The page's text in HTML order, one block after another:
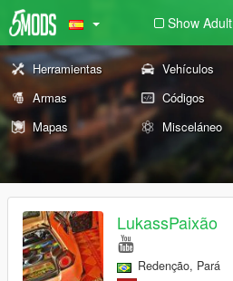
Show Adult
Herramientas Vehículos
Armas
Códigos
Mapas
Misceláneo
LukassPaixão
Redenção, Pará